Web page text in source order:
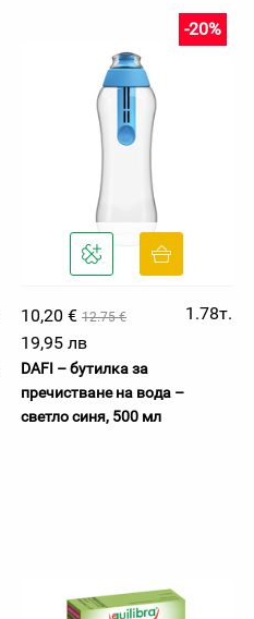
10,20 € 12.75 €
-20%
1.78т.
19,95 лв
DAFI – бутилка за
пречистване на вода –
светло синя, 500 мл